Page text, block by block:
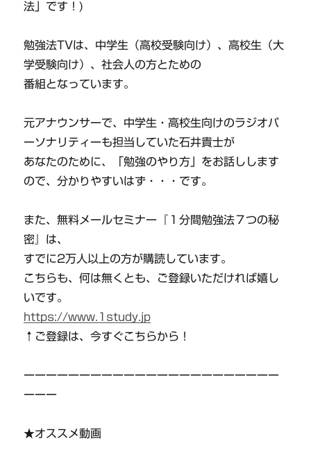
法」です！)
勉強法TVは、中学生（高校受験向け）、高校生（大
学受験向け）、社会人の方とための
番組となっています。
元アナウンサーで、中学生・高校生向けのラジオパ
ーソナリティーも担当していた石井貴士が
あなたのために、「勉強のやり方」をお話しします
ので、分かりやすいはず・・・です。
また、無料メールセミナー『１分間勉強法７つの秘
密』は、
すでに2万人以上の方が購読しています。
こちらも、何は無くとも、ご登録いただければ嬉し
いです。
https://www.1study.jp
↑ご登録は、今すぐこちらから！
ーーーーーーーーーーーーーーーーーーーーーーー
ーーー
★オススメ動画